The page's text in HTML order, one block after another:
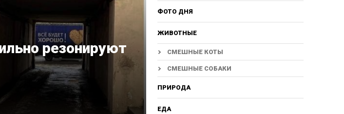
резонируют
ФОТО ДНЯ
ЖИВОТНЫЕ
СМЕШНЫЕ КОТЫ
СМЕШНЫЕ СОБАКИ
ПРИРОДА
ЕДА